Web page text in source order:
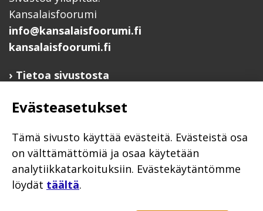
Kansalaisfoorumi
info@kansalaisfoorumi.fi
kansalaisfoorumi.fi
Tietoa sivustosta
Ilmoita järjestösi järjestöhakemistoon
Järjestötietäjä-testi
Anna palautetta
Saavutettavuusseloste
Evästekäytännöt
Evästeasetukset
Tämä sivusto käyttää evästeitä. Evästeistä osa
on välttämättömiä ja osaa käytetään
analytiikkatarkoituksiin. Evästekäytäntömme
löydät täältä.